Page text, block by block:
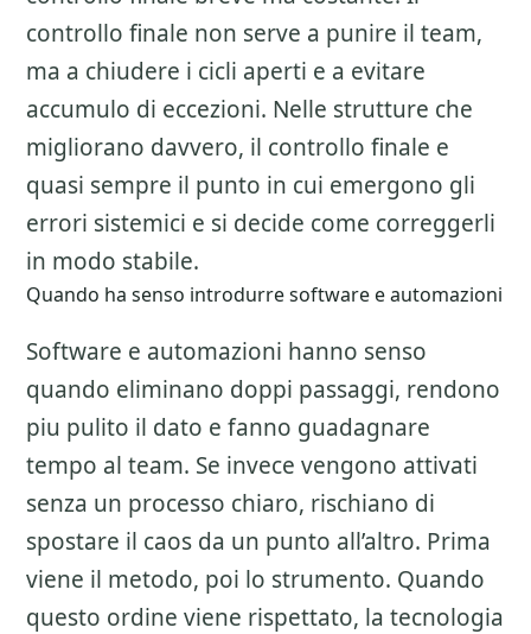
controllo finale non serve a punire il team,
ma a chiudere i cicli aperti e a evitare
accumulo di eccezioni. Nelle strutture che
migliorano davvero, il controllo finale e
quasi sempre il punto in cui emergono gli
errori sistemici e si decide come correggerli
in modo stabile.
Quando ha senso introdurre software e automazioni
Software e automazioni hanno senso
quando eliminano doppi passaggi, rendono
piu pulito il dato e fanno guadagnare
tempo al team. Se invece vengono attivati
senza un processo chiaro, rischiano di
spostare il caos da un punto all’altro. Prima
viene il metodo, poi lo strumento. Quando
questo ordine viene rispettato, la tecnologia